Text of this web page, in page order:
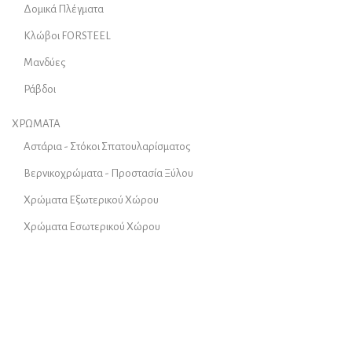
Δομικά Πλέγματα
Κλώβοι FORSTEEL
Μανδύες
Ράβδοι
ΧΡΩΜΑΤΑ
Αστάρια - Στόκοι Σπατουλαρίσματος
Βερνικοχρώματα - Προστασία Ξύλου
Χρώματα Εξωτερικού Χώρου
Χρώματα Εσωτερικού Χώρου